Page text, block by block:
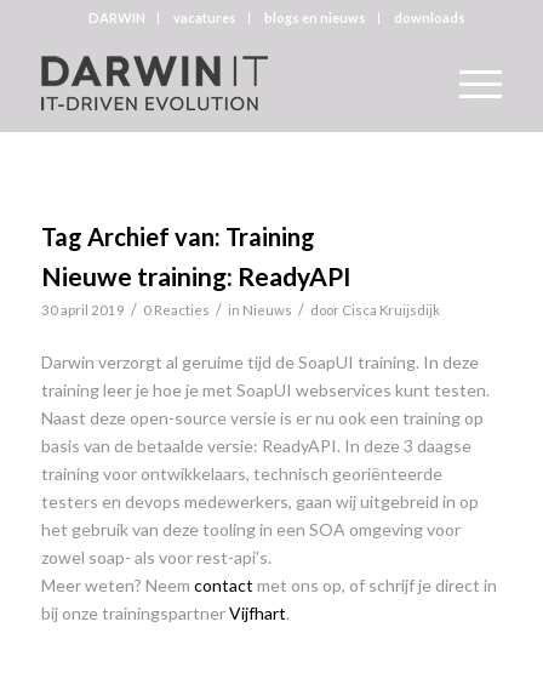
DARWIN vacatures blogs en nieuws downloads
Tag Archief van: Training
Nieuwe training: ReadyAPI
30 april 2019 / 0 Reacties / in Nieuws / door Cisca Kruijsdijk
Darwin verzorgt al geruime tijd de SoapUI training. In deze
training leer je hoe je met SoapUI webservices kunt testen.
Naast deze open-source versie is er nu ook een training op
basis van de betaalde versie: ReadyAPI. In deze 3 daagse
training voor ontwikkelaars, technisch georiënteerde
testers en devops medewerkers, gaan wij uitgebreid in op
het gebruik van deze tooling in een SOA omgeving voor
zowel soap- als voor rest-api’s.
Meer weten? Neem contact met ons op, of schrijf je direct in
bij onze trainingspartnerVijfhart.